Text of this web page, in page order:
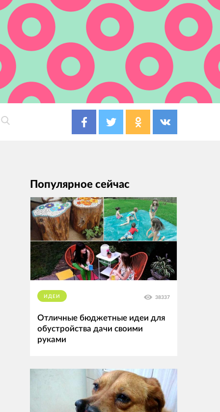
Популярное сейчас
ИДЕИ 38337
Отличные бюджетные идеи для
обустройства дачи своими
руками